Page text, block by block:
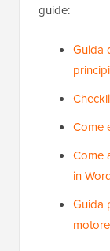
guide:
Guida
Come
Come
in
Guida